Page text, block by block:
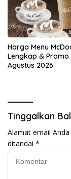
Harga Menu
Lengkap & Promo
Agustus 2026
Tinggalkan
Alamat email
ditandai *